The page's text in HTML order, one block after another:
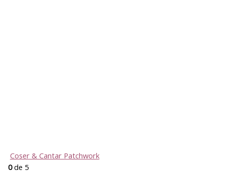
Coser & Cantar Patchwork
0de 5